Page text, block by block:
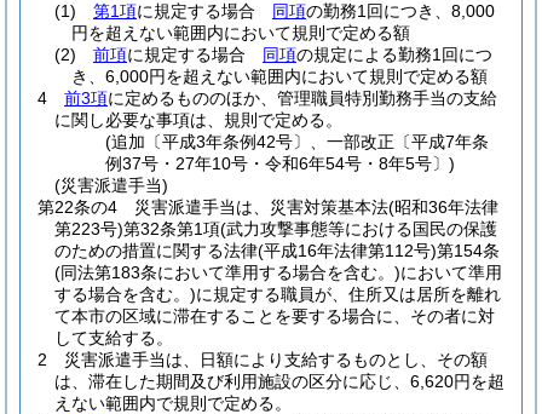
(1)
第1項に規定する場合 同項の勤務1回につき、8,000
円を超えない範囲内において規則で定める額
(2)
前項に規定する場合 同項の規定による勤務1回につ
き、6,000円を超えない範囲内において規則で定める額
4
前3項に定めるもののほか、管理職員特別勤務手当の支給
に関し必要な事項は、規則で定める。
(追加〔平成3年条例42号〕、一部改正〔平成7年条
例37号・27年10号・令和6年54号・8年5号〕)
(災害派遣手当)
第22条の4
災害派遣手当は、災害対策基本法(昭和36年法律
第223号)第32条第1項(武力攻撃事態等における国民の保護
のための措置に関する法律(平成16年法律第112号)第154条
(同法第183条において準用する場合を含む。)において準用
する場合を含む。)に規定する職員が、住所又は居所を離れ
て本市の区域に滞在することを要する場合に、その者に対
して支給する。
2
災害派遣手当は、日額により支給するものとし、その額
は、滞在した期間及び利用施設の区分に応じ、6,620円を超
えない範囲内で規則で定める。